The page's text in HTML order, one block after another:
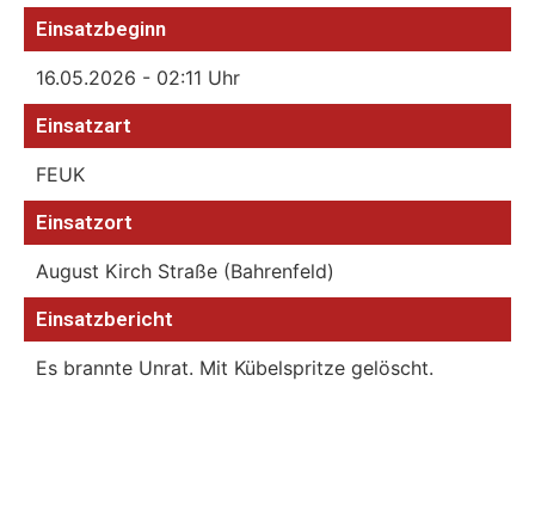
Einsatzbeginn
16.05.2026 - 02:11 Uhr
Einsatzart
FEUK
Einsatzort
August Kirch Straße (Bahrenfeld)
Einsatzbericht
Es brannte Unrat. Mit Kübelspritze gelöscht.